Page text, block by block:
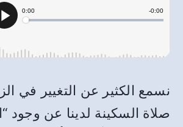
نسمع الكثير عن التغيير في
صلاة السكينة لدينا عن وجود